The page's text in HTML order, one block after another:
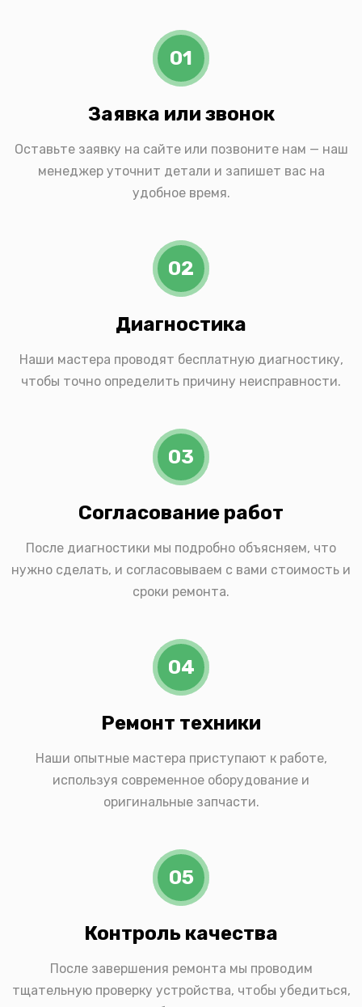
01
Заявка или звонок
Оставьте заявку на сайте или позвоните нам — наш
менеджер уточнит детали и запишет вас на
удобное время.
02
Диагностика
Наши мастера проводят бесплатную диагностику,
чтобы точно определить причину неисправности.
03
Согласование работ
После диагностики мы подробно объясняем, что
нужно сделать, и согласовываем с вами стоимость и
сроки ремонта.
04
Ремонт техники
Наши опытные мастера приступают к работе,
используя современное оборудование и
оригинальные запчасти.
05
Контроль качества
После завершения ремонта мы проводим
тщательную проверку устройства, чтобы убедиться,